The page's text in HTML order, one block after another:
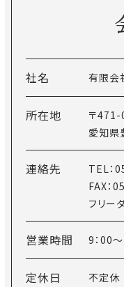
社名 有限会
所在地
〒
愛知県
連絡先
TEL：
FAX：
フリー
営業時間 9：00
定休日 不定休